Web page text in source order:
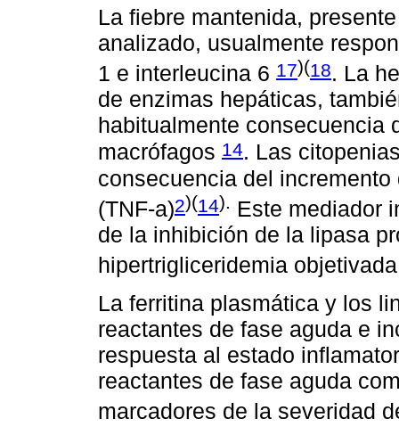
La fiebre mantenida,
analizado, usualmente
1 e interleucina 6 17)(18. La
de enzimas hepáticas,
habitualmente consecuencia
macrófagos 14. Las
consecuencia del
(TNF-a)2)(14). Este mediador
de la inhibición de la lipasa
hipertrigliceridemia
La ferritina plasmática y los
reactantes de fase aguda e
respuesta al estado
reactantes de fase aguda
marcadores de la severidad